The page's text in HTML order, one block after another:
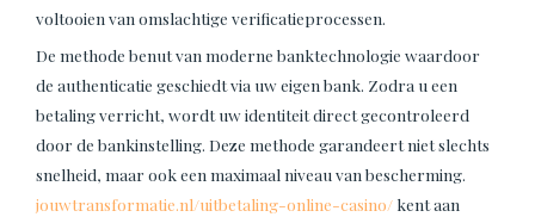
voltooien van omslachtige verificatieprocessen.
De methode benut van moderne banktechnologie waardoor
de authenticatie geschiedt via uw eigen bank. Zodra u een
betaling verricht, wordt uw identiteit direct gecontroleerd
door de bankinstelling. Deze methode garandeert niet slechts
snelheid, maar ook een maximaal niveau van bescherming.
jouwtransformatie.nl/uitbetaling-online-casino/ kent aan